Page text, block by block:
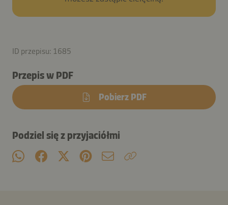
ID przepisu: 1685
Przepis w PDF
Pobierz PDF
Podziel się z przyjaciółmi